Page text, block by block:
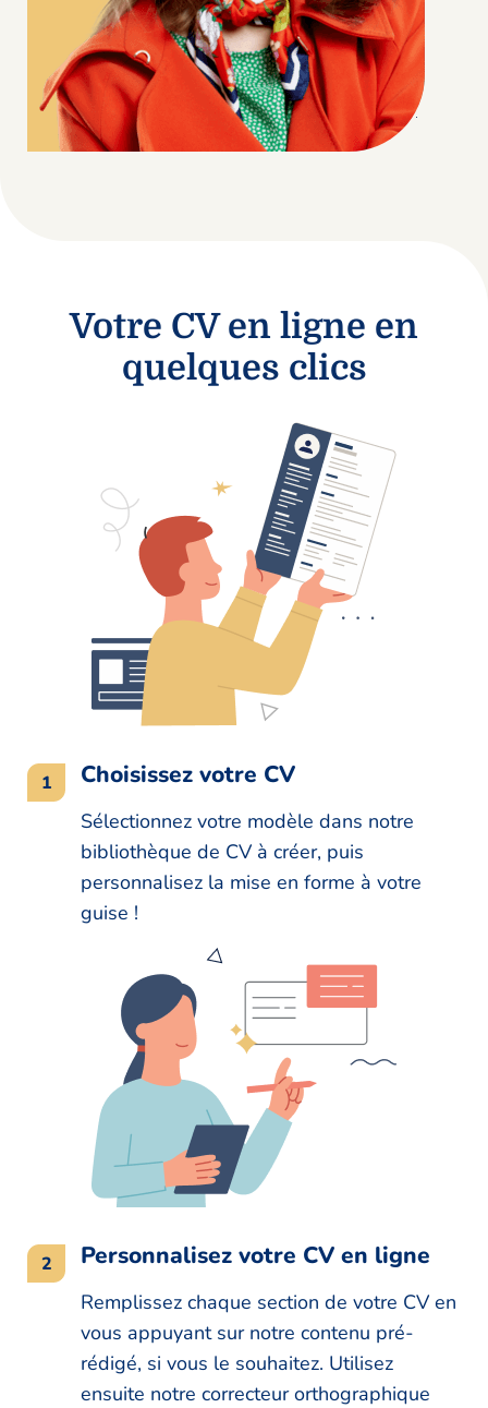
Votre CV en ligne en
quelques clics
Choisissez votre CV
Sélectionnez votre modèle dans notre
bibliothèque de CV à créer, puis
personnalisez la mise en forme à votre
guise !
Personnalisez votre CV en ligne
Remplissez chaque section de votre CV en
vous appuyant sur notre contenu pré-
rédigé, si vous le souhaitez. Utilisez
ensuite notre correcteur orthographique